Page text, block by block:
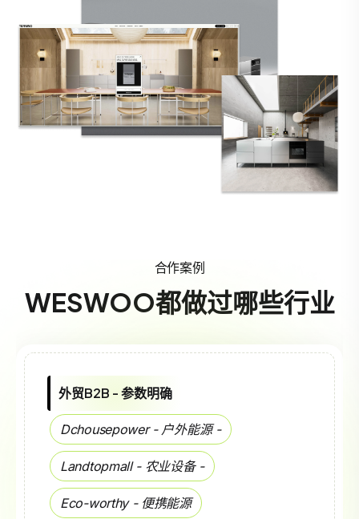
合作案例
WESWOO都做过哪些行业
外贸B2B - 参数明确
Dchousepower - 户外能源 -
Landtopmall - 农业设备 -
Eco-worthy - 便携能源